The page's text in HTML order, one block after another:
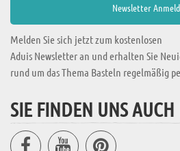
Melden Sie sich jetzt zum kostenlosen
Aduis Newsletter an und erhalten Sie
rund um das Thema Basteln regelmäßig
SIE FINDEN UNS AUCH